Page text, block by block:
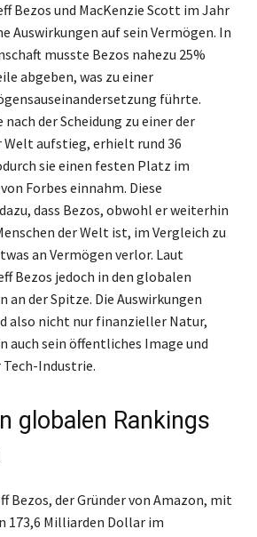
Bezos und MacKenzie Scott im Jahr
Auswirkungen auf sein Vermögen. In
musste Bezos nahezu 25%
abgeben, was zu einer
führte.
der Scheidung zu einer der
Welt aufstieg, erhielt rund 36
sie einen festen Platz im
Forbes einnahm. Diese
dass Bezos, obwohl er weiterhin
der Welt ist, im Vergleich zu
an Vermögen verlor. Laut
Bezos jedoch in den globalen
an der Spitze. Die Auswirkungen
also nicht nur finanzieller Natur,
auch sein öffentliches Image und
Industrie.
globalen Rankings
Bezos, der Gründer von Amazon, mit
173,6 Milliarden Dollar im